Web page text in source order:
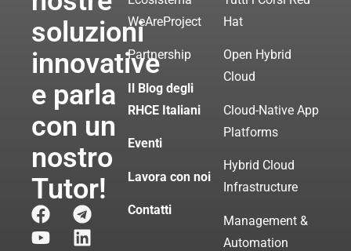
soluzioni
innovative
e parla
con un
nostro
Tutor!
WeAreProject
Partnership
Il Blog degli
RHCE Italiani
Eventi
Lavora con noi
Contatti
Hat
Open Hybrid
Cloud
Cloud-Native App
Platforms
Hybrid Cloud
Infrastructure
Management &
Automation